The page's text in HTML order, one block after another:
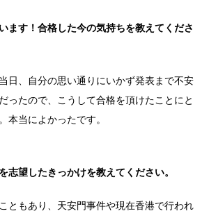
ます！合格した今の気持ちを教えてくださ
日、自分の思い通りにいかず発表まで不安
ったので、こうして合格を頂けたことにと
本当によかったです。
志望したきっかけを教えてください。
ともあり、天安門事件や現在香港で行われ